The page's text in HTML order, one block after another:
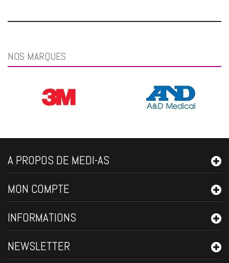
NOS MARQUES
A PROPOS DE MEDI-AS
MON COMPTE
INFORMATIONS
NEWSLETTER